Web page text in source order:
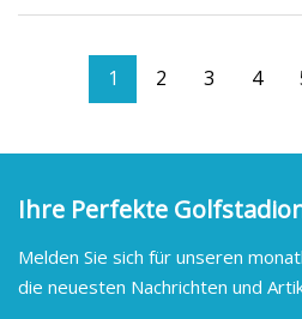
1 2 3 4
Ihre Perfekte
Melden Sie sich für unseren
die neuesten Nachrichten und